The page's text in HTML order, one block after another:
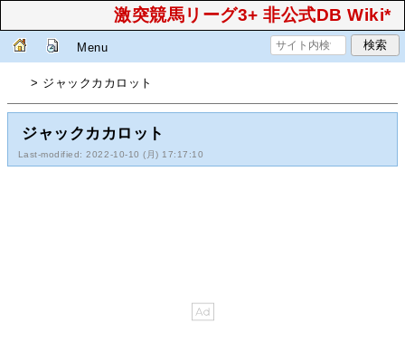
激突競馬リーグ3+ 非公式DB Wiki*
Menu
> ジャックカカロット
ジャックカカロット
Last-modified: 2022-10-10 (月) 17:17:10